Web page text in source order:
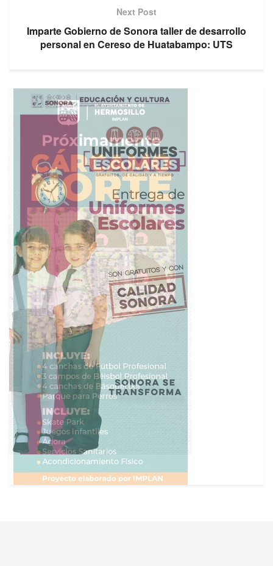
Next Post
Imparte Gobierno de Sonora taller de desarrollo
personal en Cereso de Huatabampo: UTS